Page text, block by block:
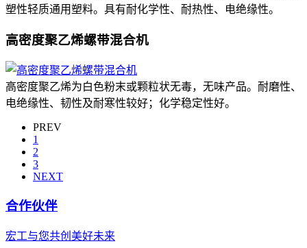
塑性轻质通用塑料。具有耐化学性、耐热性、电绝缘性。
高密度聚乙烯螺带混合机
高密度聚乙烯为白色粉末或颗粒状无毒，无味产品。耐磨性、
电绝缘性、韧性及耐寒性较好；化学稳定性好。
PREV
1
2
3
NEXT
合作伙伴
宏工与您共创美好未来